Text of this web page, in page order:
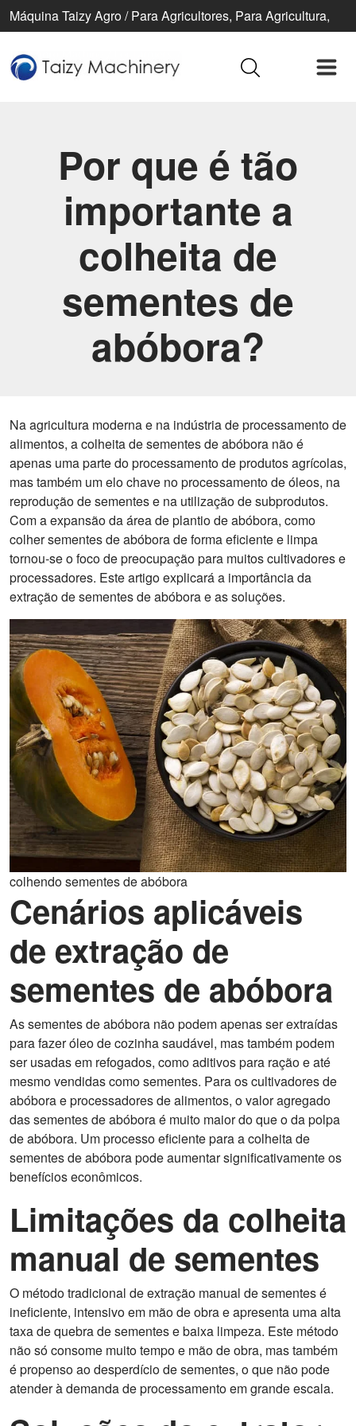
Máquina Taizy Agro / Para Agricultores, Para Agricultura,
Por que é tão
importante a
colheita de
sementes de
abóbora?
Na agricultura moderna e na indústria de processamento de
alimentos, a colheita de sementes de abóbora não é
apenas uma parte do processamento de produtos agrícolas,
mas também um elo chave no processamento de óleos, na
reprodução de sementes e na utilização de subprodutos.
Com a expansão da área de plantio de abóbora, como
colher sementes de abóbora de forma eficiente e limpa
tornou-se o foco de preocupação para muitos cultivadores e
processadores. Este artigo explicará a importância da
extração de sementes de abóbora e as soluções.
colhendo sementes de abóbora
Cenários aplicáveis
de extração de
sementes de abóbora
As sementes de abóbora não podem apenas ser extraídas
para fazer óleo de cozinha saudável, mas também podem
ser usadas em refogados, como aditivos para ração e até
mesmo vendidas como sementes. Para os cultivadores de
abóbora e processadores de alimentos, o valor agregado
das sementes de abóbora é muito maior do que o da polpa
de abóbora. Um processo eficiente para a colheita de
sementes de abóbora pode aumentar significativamente os
benefícios econômicos.
Limitações da colheita
manual de sementes
O método tradicional de extração manual de sementes é
ineficiente, intensivo em mão de obra e apresenta uma alta
taxa de quebra de sementes e baixa limpeza. Este método
não só consome muito tempo e mão de obra, mas também
é propenso ao desperdício de sementes, o que não pode
atender à demanda de processamento em grande escala.